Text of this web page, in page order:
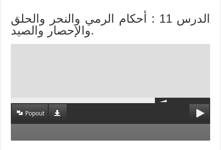
الدرس 11 : أحكام الرمي والنحر والحلق
والإحصار والصيد.
Popout